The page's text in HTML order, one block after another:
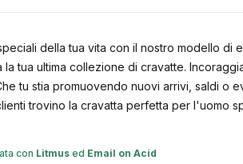
della tua vita con il nostro modello
la tua ultima collezione di cravatte.
tu stia promuovendo nuovi arrivi, saldi o
trovino la cravatta perfetta per l'uomo
con Litmus ed Email on Acid